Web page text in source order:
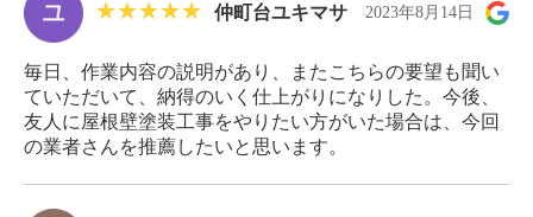
仲町台ユキマサ 2023年8月14日
毎日、作業内容の説明があり、またこちらの要望も聞い
ていただいて、納得のいく仕上がりになりした。今後、
友人に屋根壁塗装工事をやりたい方がいた場合は、今回
の業者さんを推薦したいと思います。